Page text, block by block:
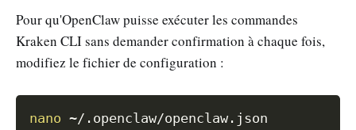
Pour qu'OpenClaw puisse exécuter les commandes
Kraken CLI sans demander confirmation à chaque fois,
modifiez le fichier de configuration :
nano